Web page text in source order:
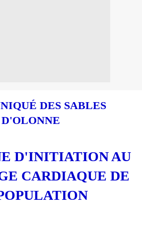
DES SABLES
D'OLONNE
D'INITIATION AU
CARDIAQUE DE